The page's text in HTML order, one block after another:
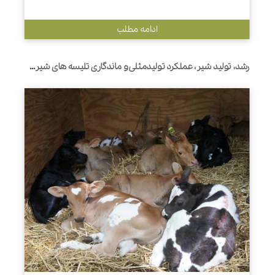
ادامه مطلب
رشد، تولید شیر، عملکرد تولیدمثلی و ماندگاری تلیسه های شیری متولد شده از مادرهای 2 ساله یا مادرهای با سنین متفاوت